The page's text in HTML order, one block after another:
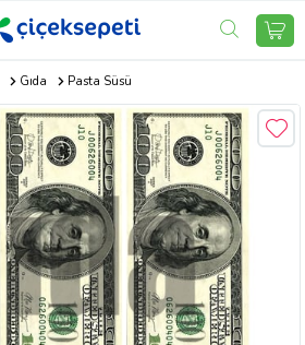
Gıda Pasta Süsü